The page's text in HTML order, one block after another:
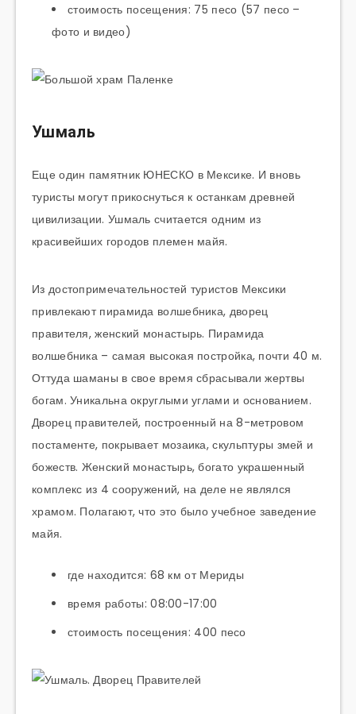
стоимость посещения: 75 песо (57 песо –
фото и видео)
Ушмаль
Еще один памятник ЮНЕСКО в Мексике. И вновь
туристы могут прикоснуться к останкам древней
цивилизации. Ушмаль считается одним из
красивейших городов племен майя.
Из достопримечательностей туристов Мексики
привлекают пирамида волшебника, дворец
правителя, женский монастырь. Пирамида
волшебника – самая высокая постройка, почти 40 м.
Оттуда шаманы в свое время сбрасывали жертвы
богам. Уникальна округлыми углами и основанием.
Дворец правителей, построенный на 8-метровом
постаменте, покрывает мозаика, скульптуры змей и
божеств. Женский монастырь, богато украшенный
комплекс из 4 сооружений, на деле не являлся
храмом. Полагают, что это было учебное заведение
майя.
где находится: 68 км от Мериды
время работы: 08:00-17:00
стоимость посещения: 400 песо